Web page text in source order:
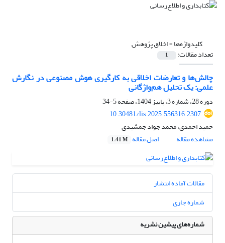
کلیدواژه‌ها =اخلاق پژوهش
تعداد مقالات: 1
چالش‌ها و تعارضات اخلاقی به‌ کارگیری هوش مصنوعی در نگارش
علمی: یک تحلیل هم‌واژگانی
دوره 28، شماره 3، پاییز 1404، صفحه
5-34
10.30481/lis.2025.556316.2307
حمید احمدی، محمد جواد جمشیدی
مشاهده مقاله
اصل مقاله 1.41 M
مقالات آماده انتشار
شماره جاری
شماره‌های پیشین نشریه